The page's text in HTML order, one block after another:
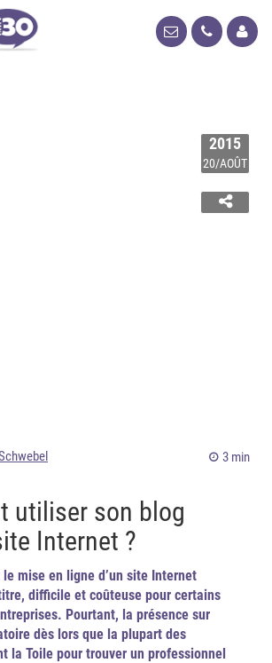
2015
20/AOÛT
3 min
utiliser son blog
Internet ?
mise en ligne d’un site Internet
difficile et coûteuse pour certains
Pourtant, la présence sur
dès lors que la plupart des
la Toile pour trouver un professionnel